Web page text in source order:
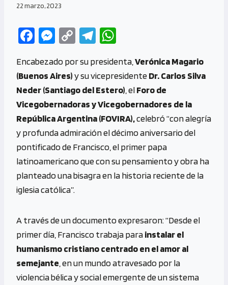
22 marzo, 2023
Fa
b
o
o
k
M
se
n
g
er
C
py
Li
n
k
Te
gr
a
m
at
s
A
p
p
Encabezado por su presidenta, Verónica Magario
(Buenos Aires)y su vicepresidenteDr. Carlos Silva
Neder (Santiago del Estero) , elForo de
Vicegobernadoras y Vicegobernadores de la
República Argentina (FOVIRA),celebró “con alegría
y profunda admiración el décimo aniversario del
pontificado de Francisco, el primer papa
latinoamericano que con su pensamiento y obra ha
planteado una bisagra en la historia reciente de la
iglesia católica”.
A través de un documento expresaron: “Desde el
primer día, Francisco trabaja parainstalar el
humanismo cristianocentrado en el amor al
semejante , en un mundo atravesado por la
violencia bélica y social emergente de un sistema